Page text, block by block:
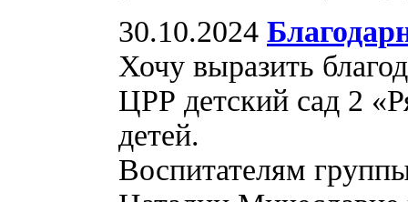
30.10.2024
Хочу выразить
ЦРР детский сад 2
детей.
Воспитателям